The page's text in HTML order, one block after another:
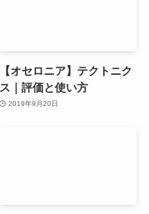
【オセロニア】テクトニク
ス｜評価と使い方
2019年9月20日